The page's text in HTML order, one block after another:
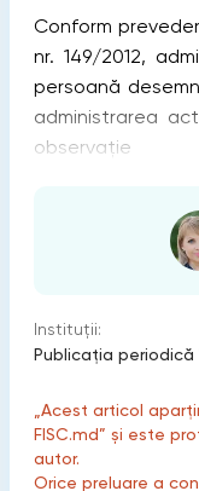
Conform
nr. 149/2012,
persoană
administrarea
observaţie
Instituții:
Publicaţia periodică
„Acest articol
FISC.md” și este
autor.
Orice preluare a